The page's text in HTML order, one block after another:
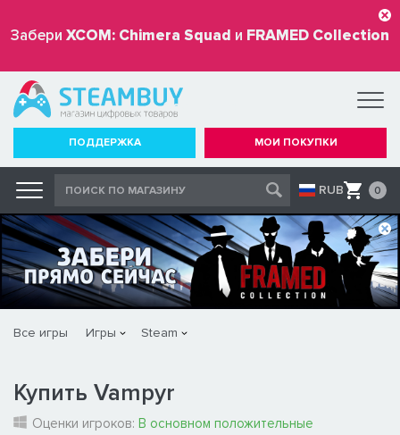
Забери XCOM: Chimera Squad и FRAMED Collection
бесплатно
ПОДДЕРЖКА МОИ ПОКУПКИ
RUB 0
Все игры Игры Steam
Купить Vampyr
Оценки игроков: В основном положительные